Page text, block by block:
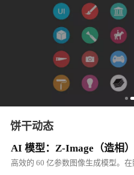
饼干动态